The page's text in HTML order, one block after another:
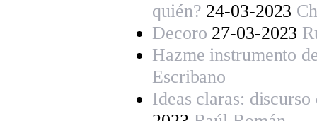
quién? 24-03-2023
Decoro 27-03-2023
Hazme instrumento
Escribano
Ideas claras: